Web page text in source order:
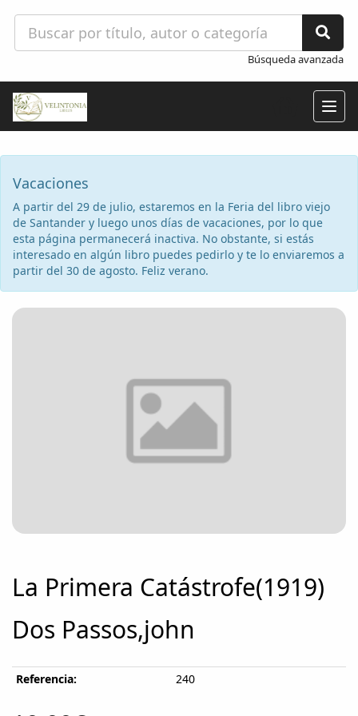
Búsqueda avanzada
Vacaciones
A partir del 29 de julio, estaremos en la Feria del libro viejo
de Santander y luego unos días de vacaciones, por lo que
esta página permanecerá inactiva. No obstante, si estás
interesado en algún libro puedes pedirlo y te lo enviaremos a
partir del 30 de agosto. Feliz verano.
La Primera Catástrofe(1919)
Dos Passos,john
Referencia: 240